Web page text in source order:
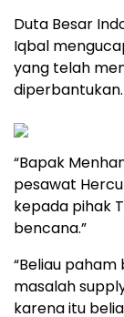
Duta Besar
Iqbal
yang telah
diperbantukan.
“Bapak
pesawat
kepada pihak
bencana.”
“Beliau
masalah
karena itu